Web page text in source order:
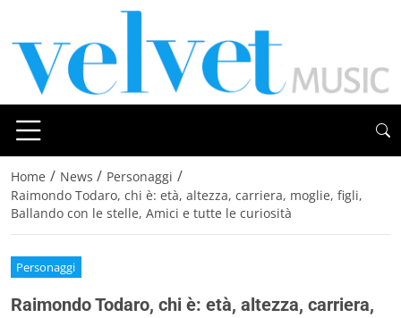
Home / News / Personaggi /
Raimondo Todaro, chi è: età, altezza, carriera, moglie, figli,
Ballando con le stelle, Amici e tutte le curiosità
Personaggi
Raimondo Todaro, chi è: età, altezza, carriera,